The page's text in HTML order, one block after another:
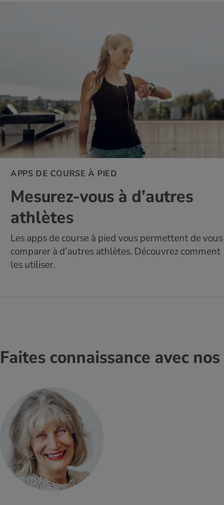
APPS DE COURSE À PIED
Mesu­rez-vous à d’autres
ath­lètes
Les apps de course à pied vous permettent de vous
comparer à d’autres athlètes. Découvrez comment
les utiliser.
Faites connaissance avec nos